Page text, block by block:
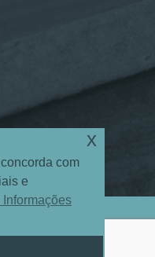
e Consultores.
com
e
Informações
x